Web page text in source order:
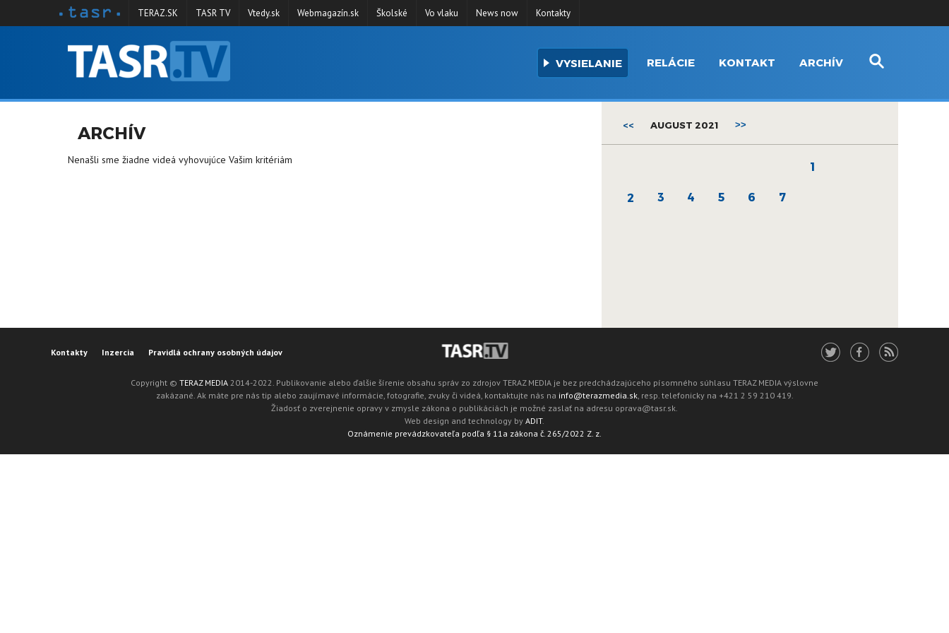
TERAZ.SK TASR TV Vtedy.sk Webmagazín.sk Školské Vo vlaku News now Kontakty
VYSIELANIE RELÁCIE KONTAKT ARCHÍV
ARCHÍV
Nenašli sme žiadne videá vyhovujúce Vašim kritériám
<< AUGUST 2021 >>
1
2 3 4 5 6 7
Kontakty Inzercia Pravidlá ochrany osobných údajov
Copyright © TERAZ MEDIA 2014-2022. Publikovanie alebo ďalšie šírenie obsahu správ zo zdrojov TERAZ MEDIA je bez predchádzajúceho písomného súhlasu TERAZ MEDIA výslovne
zakázané. Ak máte pre nás tip alebo zaujímavé informácie, fotografie, zvuky či videá, kontaktujte nás na info@terazmedia.sk, resp. telefonicky na +421 2 59 210 419.
Žiadosť o zverejnenie opravy v zmysle zákona o publikáciách je možné zaslať na adresu oprava@tasr.sk.
Web design and technology by ADIT.
Oznámenie prevádzkovateľa podľa § 11a zákona č. 265/2022 Z. z.